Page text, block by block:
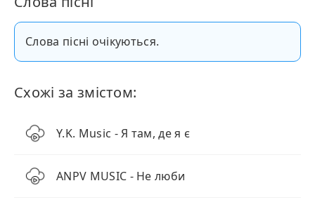
Слова пісні очікуються.
Схожі за змістом:
Y.K. Music - Я там, де я є
ANPV MUSIC - Не люби